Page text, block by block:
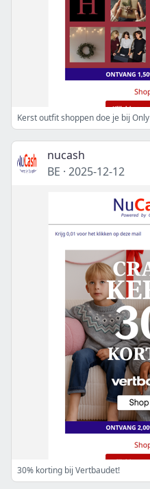
Kerst outfit shoppen doe je bij Only
nucash
BE · 2025-12-12
30% korting bij Vertbaudet!